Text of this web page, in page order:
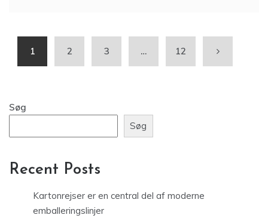
1 2 3 … 12
Søg
Søg
Recent Posts
Kartonrejser er en central del af moderne
emballeringslinjer